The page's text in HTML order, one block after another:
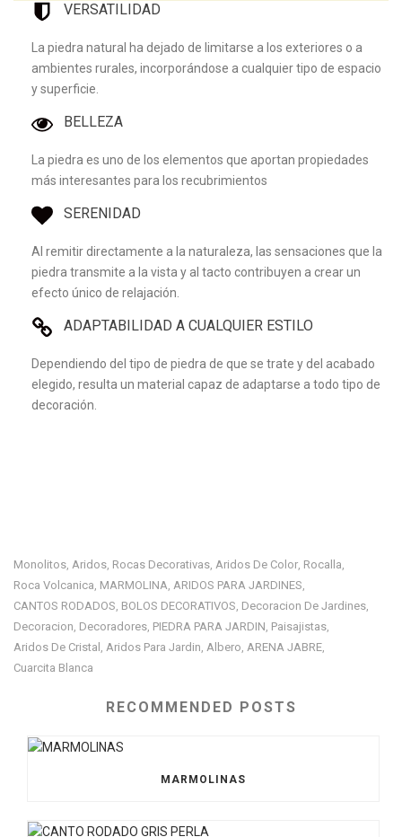
VERSATILIDAD
La piedra natural ha dejado de limitarse a los exteriores o a
ambientes rurales, incorporándose a cualquier tipo de espacio
y superficie.
BELLEZA
La piedra es uno de los elementos que aportan propiedades
más interesantes para los recubrimientos
SERENIDAD
Al remitir directamente a la naturaleza, las sensaciones que la
piedra transmite a la vista y al tacto contribuyen a crear un
efecto único de relajación.
ADAPTABILIDAD A CUALQUIER ESTILO
Dependiendo del tipo de piedra de que se trate y del acabado
elegido, resulta un material capaz de adaptarse a todo tipo de
decoración.
Monolitos, Aridos, Rocas Decorativas, Aridos De Color, Rocalla,
Roca Volcanica, MARMOLINA, ARIDOS PARA JARDINES,
CANTOS RODADOS, BOLOS DECORATIVOS, Decoracion De Jardines,
Decoracion, Decoradores, PIEDRA PARA JARDIN, Paisajistas,
Aridos De Cristal , Aridos Para Jardin, Albero, ARENA JABRE,
Cuarcita Blanca
RECOMMENDED POSTS
MARMOLINAS